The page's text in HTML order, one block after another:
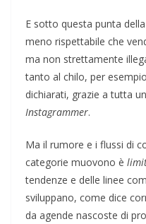
E sotto questa punta
meno rispettabile che
ma non strettamente
tanto al chilo, per
dichiarati, grazie a tutta
Instagrammer.
Ma il rumore e i flussi di
categorie muovono è
tendenze e delle linee
sviluppano, come dice
da agende nascoste di